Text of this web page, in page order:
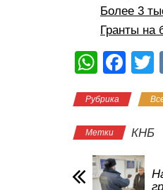
Более 3
Гранты на
W
at
s
A
p
F
c
e
b
o
Рубрика
Метки КНБ